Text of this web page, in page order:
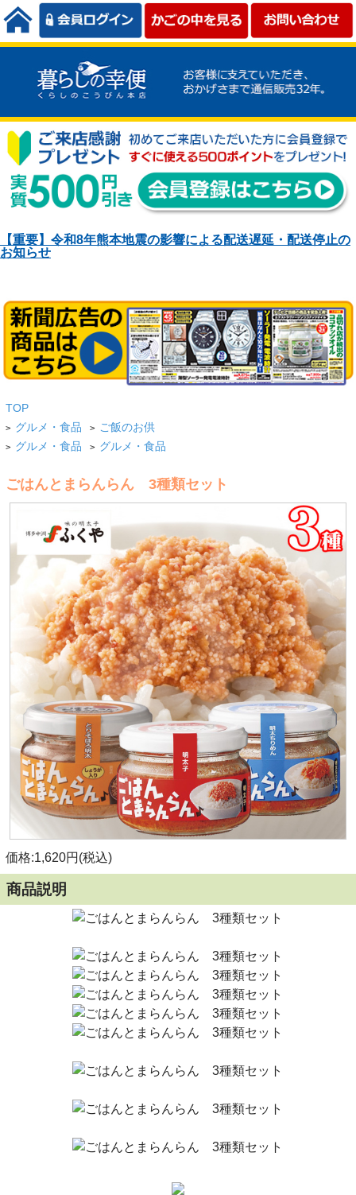
【重要】令和8年熊本地震の影響による配送遅延・配送停止の
お知らせ
TOP
> グルメ・食品 > ご飯のお供
> グルメ・食品 > グルメ・食品
ごはんとまらんらん 3種類セット
価格:1,620円(税込)
商品説明